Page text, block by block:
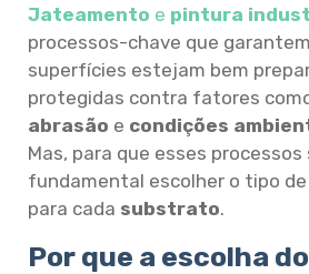
Jateamento e pintura
processos-chave que
superfícies estejam bem
protegidas contra fatores
abrasão e condições
Mas, para que esses
fundamental escolher o tipo
para cada substrato.
Por que a escolha